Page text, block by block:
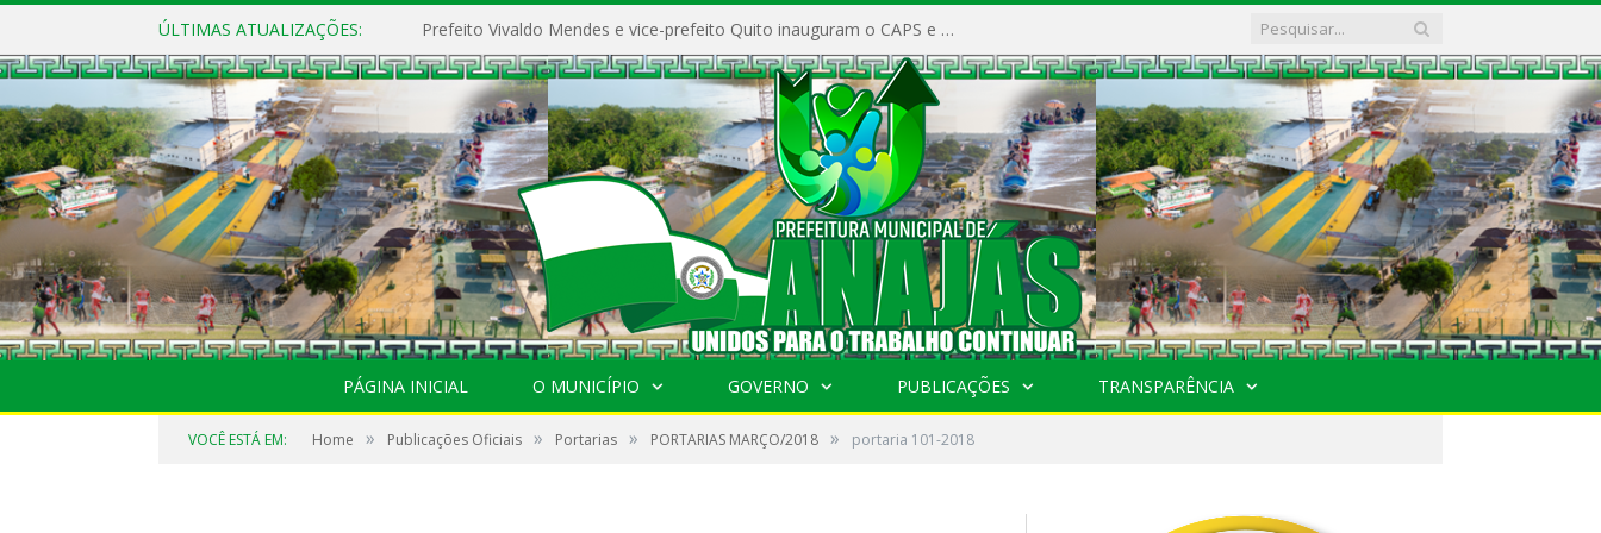
ÚLTIMAS ATUALIZAÇÕES: Prefeito Vivaldo Mendes e vice-prefeito Quito inauguram o CAPS e fortalecem a saúde pública em Anajás.
PÁGINA INICIAL O MUNICÍPIO GOVERNO PUBLICAÇÕES TRANSPARÊNCIA
VOCÊ ESTÁ EM: Home » Publicações Oficiais » Portarias » PORTARIAS MARÇO/2018 » portaria 101-2018